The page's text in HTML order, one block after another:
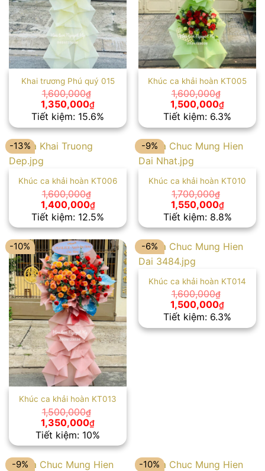
Khai trương Phú quý 015
1,600,000₫
Giá
gốc
là:
1,600,000₫.
1,350,000₫Giá
hiện
tại
là:
1,350,000₫.
Tiết kiệm: 15.6%
Khúc ca khải hoàn KT005
1,600,000₫
Giá
gốc
là:
1,600,000₫.
1,500,000₫Giá
hiện
tại
là:
Tiết kiệm: 6.3%
-13%
Khúc ca khải hoàn KT006
1,600,000₫
Giá
gốc
là:
1,600,000₫.
1,400,000₫Giá
hiện
tại
là:
1,400,000₫.
Tiết kiệm: 12.5%
-9%
Khúc ca khải hoàn KT010
1,700,000₫
Giá
gốc
là:
1,700,000₫.
1,550,000₫Giá
hiện
tại
là:
Tiết kiệm: 8.8%
-10%
Khúc ca khải hoàn KT013
1,500,000₫
Giá
gốc
là:
1,500,000₫.
1,350,000₫Giá
hiện
tại
là:
1,350,000₫.
Tiết kiệm: 10%
-6%
Khúc ca khải hoàn KT014
1,600,000₫
Giá
gốc
là:
1,600,000₫.
1,500,000₫Giá
hiện
tại
là:
Tiết kiệm: 6.3%
-9% -10%